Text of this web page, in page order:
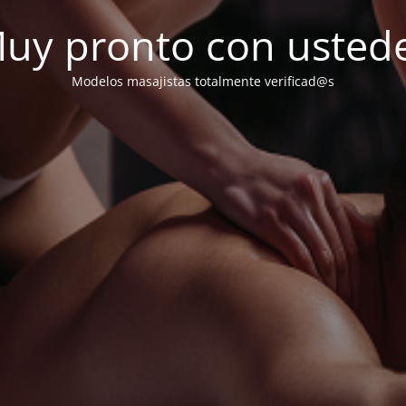
pronto con
Modelos masajistas totalmente verificad@s